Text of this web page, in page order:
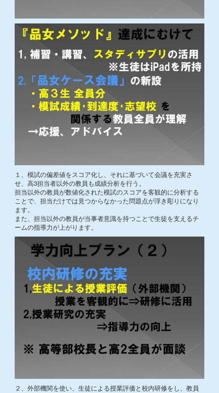
１、模試の偏差値をスコア化し、それに基づいて会議を充実さ
せ、高3担当者以外の教員も成績分析を行う。
担当以外の教員が数値化された模試のスコアを客観的に分析する
ことで、担当だけでは見つからなかった問題点が浮き彫りになり
ます。
また、担当以外の教員が当事者意識を持つことで生徒を支えるチ
ームの指導力が上がります。
２、外部機関を使い、生徒による授業評価と校内研修をし、教員